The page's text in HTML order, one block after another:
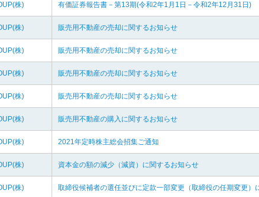
株) 有価証券報告書－第13期(令和2年1月1日－令和2年12月31日)
株) 販売用不動産の売却に関するお知らせ
株) 販売用不動産の売却に関するお知らせ
株) 販売用不動産の売却に関するお知らせ
株) 販売用不動産の売却に関するお知らせ
株) 販売用不動産の購入に関するお知らせ
株) 2021年定時株主総会招集ご通知
株) 資本金の額の減少（減資）に関するお知らせ
株)
取締役候補者の選任並びに定款一部変更（取締役の任期変更）